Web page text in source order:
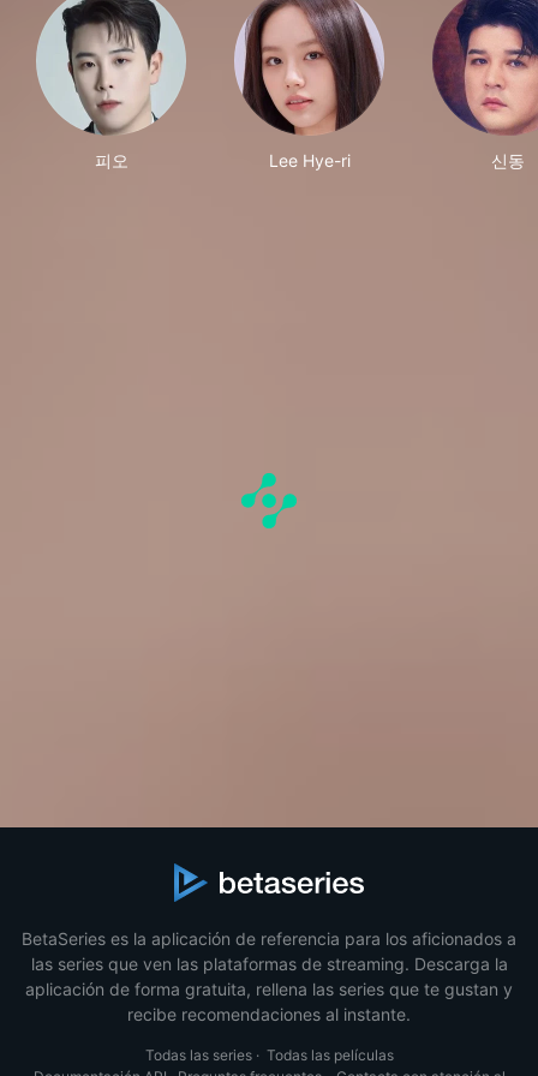
피오 Lee Hye-ri 신동
BetaSeries es la aplicación de referencia para los aficionados a
las series que ven las plataformas de streaming. Descarga la
aplicación de forma gratuita, rellena las series que te gustan y
recibe recomendaciones al instante.
Todas las series· Todas las películas